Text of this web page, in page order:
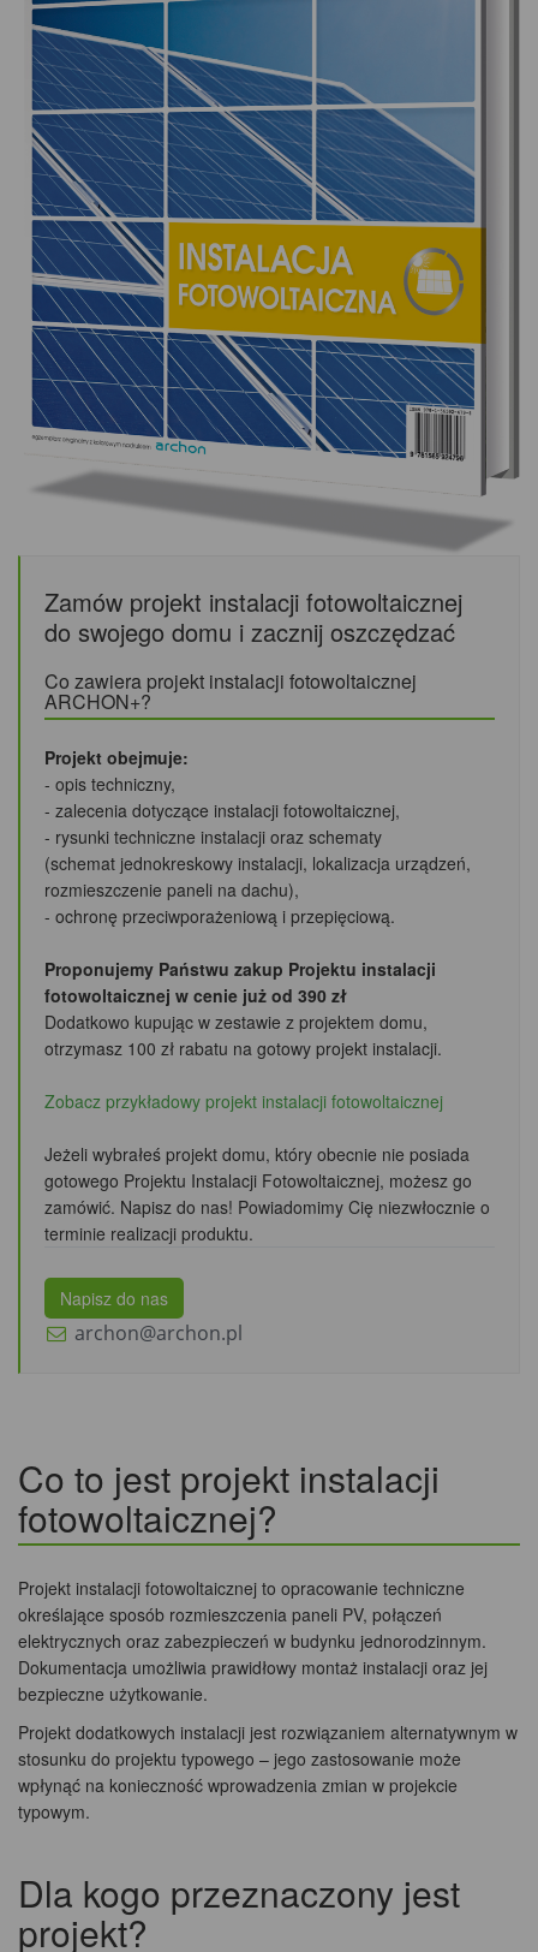
Zamów projekt instalacji fotowoltaicznej
do swojego domu i zacznij oszczędzać
Co zawiera projekt instalacji fotowoltaicznej
ARCHON+?
Projekt obejmuje:
- opis techniczny,
- zalecenia dotyczące instalacji fotowoltaicznej,
- rysunki techniczne instalacji oraz schematy
(schemat jednokreskowy instalacji, lokalizacja urządzeń,
rozmieszczenie paneli na dachu),
- ochronę przeciwporażeniową i przepięciową.
Proponujemy Państwu zakup Projektu instalacji
fotowoltaicznej w cenie już od 390 zł
Dodatkowo kupując w zestawie z projektem domu,
otrzymasz 100 zł rabatu na gotowy projekt instalacji.
Zobacz przykładowy projekt instalacji fotowoltaicznej
Jeżeli wybrałeś projekt domu, który obecnie nie posiada
gotowego Projektu Instalacji Fotowoltaicznej, możesz go
zamówić. Napisz do nas! Powiadomimy Cię niezwłocznie o
terminie realizacji produktu.
Napisz do nas
archon@archon.pl
Co to jest projekt instalacji
fotowoltaicznej?
Projekt instalacji fotowoltaicznej to opracowanie techniczne
określające sposób rozmieszczenia paneli PV, połączeń
elektrycznych oraz zabezpieczeń w budynku jednorodzinnym.
Dokumentacja umożliwia prawidłowy montaż instalacji oraz jej
bezpieczne użytkowanie.
Projekt dodatkowych instalacji jest rozwiązaniem alternatywnym w
stosunku do projektu typowego – jego zastosowanie może
wpłynąć na konieczność wprowadzenia zmian w projekcie
typowym.
Dla kogo przeznaczony jest
projekt?